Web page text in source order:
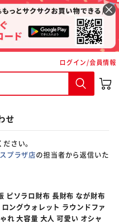
ログイン/会員情報
せ
さい。
プラザ店の担当者から返信いた
ピソラロ財布 長財布 なが財布
ングウォレット ラウンドファ
れ 大容量 大人 可愛い オシャ